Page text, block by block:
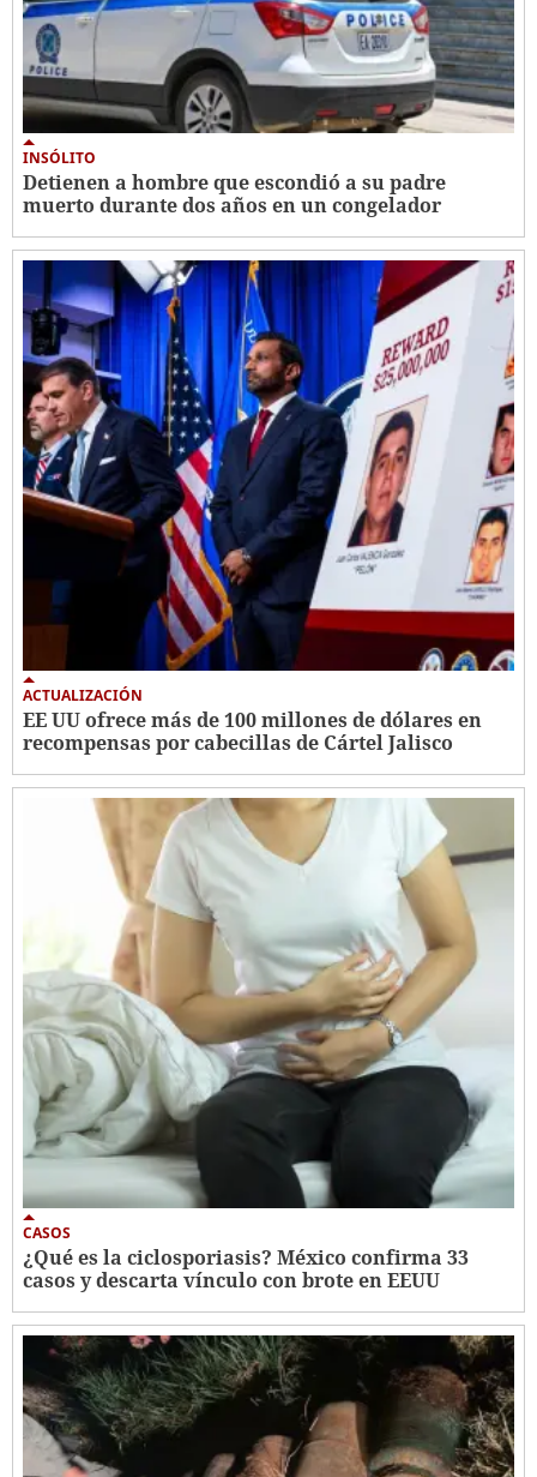
INSÓLITO
Detienen a hombre que escondió a su padre
muerto durante dos años en un congelador
ACTUALIZACIÓN
EE UU ofrece más de 100 millones de dólares en
recompensas por cabecillas de Cártel Jalisco
CASOS
¿Qué es la ciclosporiasis? México confirma 33
casos y descarta vínculo con brote en EEUU